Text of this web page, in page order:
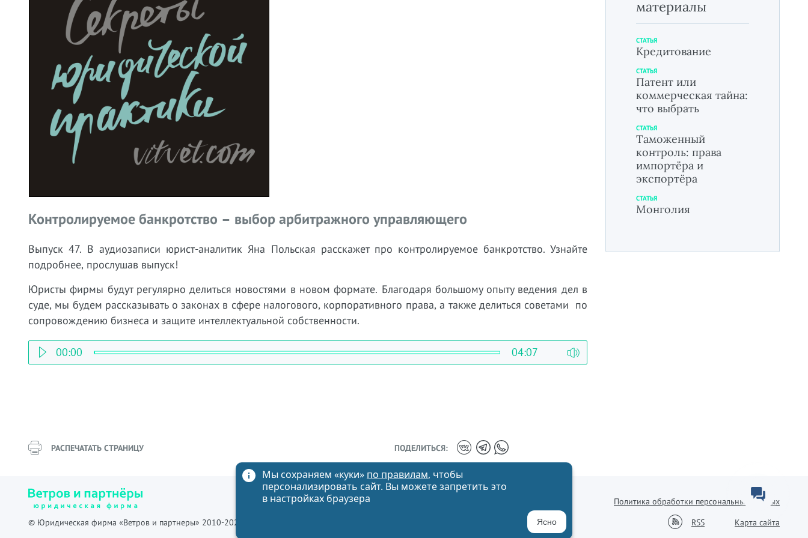
Контролируемое банкротство – выбор арбитражного управляющего
Выпуск 47. В аудиозаписи юрист-аналитик Яна Польская расскажет про контролируемое банкротство. Узнайте
подробнее, прослушав выпуск!
Юристы фирмы будут регулярно делиться новостями в новом формате. Благодаря большому опыту ведения дел в
суде, мы будем рассказывать о законах в сфере налогового, корпоративного права, а также делиться советами по
сопровождению бизнеса и защите интеллектуальной собственности.
00:00 04:07
РАСПЕЧАТАТЬ СТРАНИЦУ ПОДЕЛИТЬСЯ:
материалы
СТАТЬЯ
Кредитование
СТАТЬЯ
Патент или
коммерческая тайна:
что выбрать
СТАТЬЯ
Таможенный
контроль: права
импортёра и
экспортёра
СТАТЬЯ
Монголия
Политика обработки персональных данных
© Юридическая фирма «Ветров и партнеры» 2010-2026
8 (383) 310-38-76 RSS Карта сайта
Мы сохраняем «куки» по правилам, чтобы
персонализировать сайт. Вы можете запретить это
в настройках браузера
Ясно